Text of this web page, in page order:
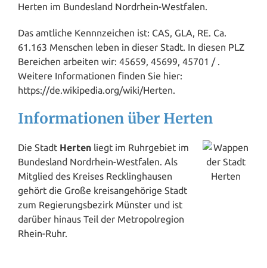
Herten im Bundesland Nordrhein-Westfalen.
Das amtliche Kennnzeichen ist: CAS, GLA, RE. Ca.
61.163 Menschen leben in dieser Stadt. In diesen PLZ
Bereichen arbeiten wir: 45659, 45699, 45701 / .
Weitere Informationen finden Sie hier:
https://de.wikipedia.org/wiki/Herten.
Informationen über Herten
Die Stadt Herten liegt im Ruhrgebiet im
Bundesland Nordrhein-Westfalen. Als
Mitglied des Kreises Recklinghausen
gehört die Große kreisangehörige Stadt
zum Regierungsbezirk Münster und ist
darüber hinaus Teil der Metropolregion
Rhein-Ruhr.